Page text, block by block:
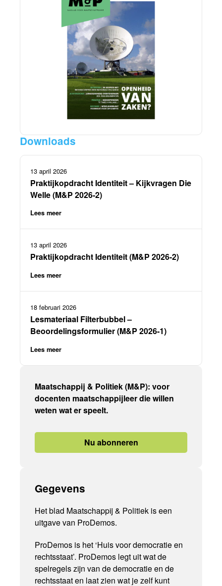
Downloads
13 april 2026
Praktijkopdracht Identiteit – Kijkvragen Die
Welle (M&P 2026-2)
Lees meer
13 april 2026
Praktijkopdracht Identiteit (M&P 2026-2)
Lees meer
18 februari 2026
Lesmateriaal Filterbubbel –
Beoordelingsformulier (M&P 2026-1)
Lees meer
Maatschappij & Politiek (M&P): voor
docenten maatschappijleer die willen
weten wat er speelt.
Nu abonneren
Gegevens
Het blad Maatschappij & Politiek is een
uitgave van ProDemos.
ProDemos is het ‘Huis voor democratie en
rechtsstaat’. ProDemos legt uit wat de
spelregels zijn van de democratie en de
rechtsstaat en laat zien wat je zelf kunt